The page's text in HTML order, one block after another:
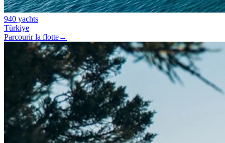
940 yachts
Türkiye
Parcourir la flotte→